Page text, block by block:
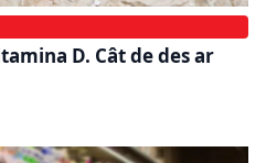
D. Cât de des ar